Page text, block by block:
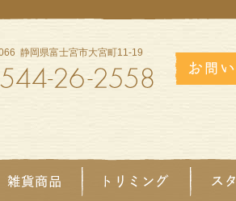
静岡県富士宮市大宮町11-19